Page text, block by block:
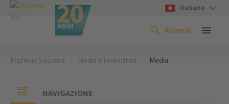
Italiano
Ricerca
Implenia Svizzera Media e investitori Media
NAVIGAZIONE